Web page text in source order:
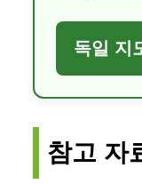
독일 지
참고 자